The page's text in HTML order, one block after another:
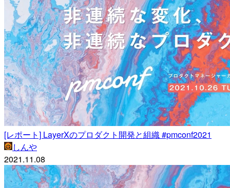
[レポート] LayerXのプロダクト開発と組織 #pmconf2021
しんや
2021.11.08